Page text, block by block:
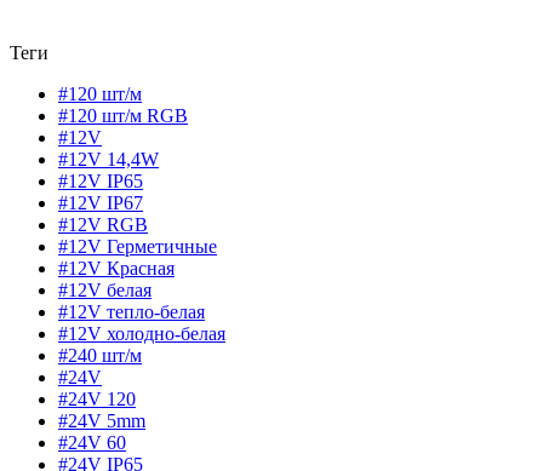
Теги
#120 шт/м
#120 шт/м RGB
#12V
#12V 14,4W
#12V IP65
#12V IP67
#12V RGB
#12V Герметичные
#12V Красная
#12V белая
#12V тепло-белая
#12V холодно-белая
#240 шт/м
#24V
#24V 120
#24V 5mm
#24V 60
#24V IP65